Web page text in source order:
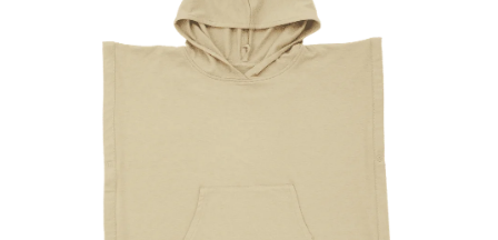
DARČEKOVÉ BOXY
Podmienky ochrany osobných údajov a poučenie o cookies
Moja objednávka